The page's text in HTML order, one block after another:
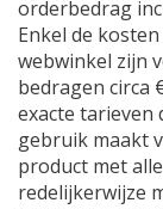
orderbedrag
Enkel de
webwinkel zijn
bedragen circa
exacte tarieven
gebruik maakt
product met
redelijkerwijze